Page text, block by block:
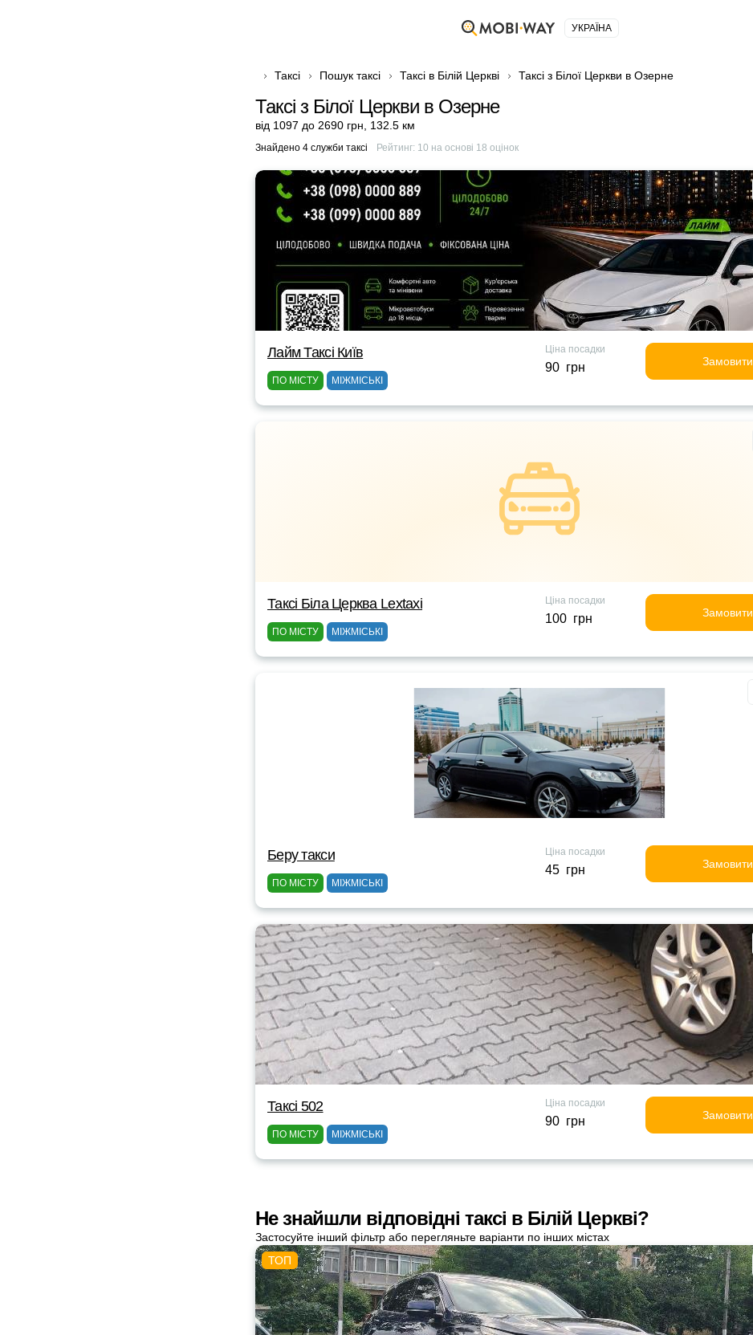
УКРАЇНА
Таксі Пошук таксі Таксі в Білій Церкві Таксі з Білої Церкви в Озерне
Таксі з Білої Церкви в Озерне
від 1097 до 2690 грн 132.5 км
Знайдено 4 служби таксі Рейтинг: 10 на основі 18 оцінок
Лайм Таксі Київ
ПО МІСТУ МІЖМІСЬКІ
Ціна посадки
90 грн Замовити
Таксі Біла Церква Lextaxi
ПО МІСТУ МІЖМІСЬКІ
Ціна посадки
100 грн Замовити
Беру такси
ПО МІСТУ МІЖМІСЬКІ
Ціна посадки
45 грн Замовити
Таксі 502
ПО МІСТУ МІЖМІСЬКІ
Ціна посадки
90 грн Замовити
Не знайшли відповідні таксі в Білій Церкві?
Застосуйте інший фільтр або перегляньте варіанти по інших містах